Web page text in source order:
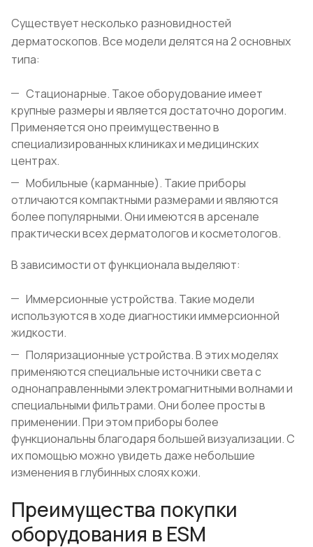
Существует несколько разновидностей
дерматоскопов. Все модели делятся на 2 основных
типа:
Стационарные. Такое оборудование имеет
крупные размеры и является достаточно дорогим.
Применяется оно преимущественно в
специализированных клиниках и медицинских
центрах.
Мобильные (карманные). Такие приборы
отличаются компактными размерами и являются
более популярными. Они имеются в арсенале
практически всех дерматологов и косметологов.
В зависимости от функционала выделяют:
Иммерсионные устройства. Такие модели
используются в ходе диагностики иммерсионной
жидкости.
Поляризационные устройства. В этих моделях
применяются специальные источники света с
однонаправленными электромагнитными волнами и
специальными фильтрами. Они более просты в
применении. При этом приборы более
функциональны благодаря большей визуализации. С
их помощью можно увидеть даже небольшие
изменения в глубинных слоях кожи.
Преимущества покупки
оборудования в ESM